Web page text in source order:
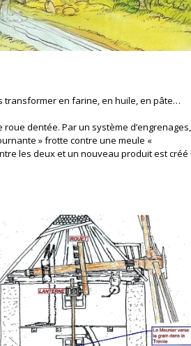
transformer en farine, en huile, en pâte…
dentée. Par un système d’engrenages,
» frotte contre une meule «
les deux et un nouveau produit est créé